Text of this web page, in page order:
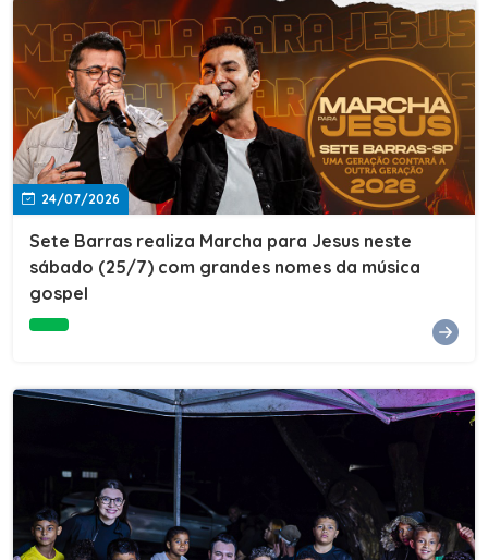
24/07/2026
Sete Barras realiza Marcha para Jesus neste
sábado (25/7) com grandes nomes da música
gospel